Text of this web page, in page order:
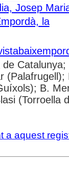
Josep
la
de
B.
(Torroella
a aquest